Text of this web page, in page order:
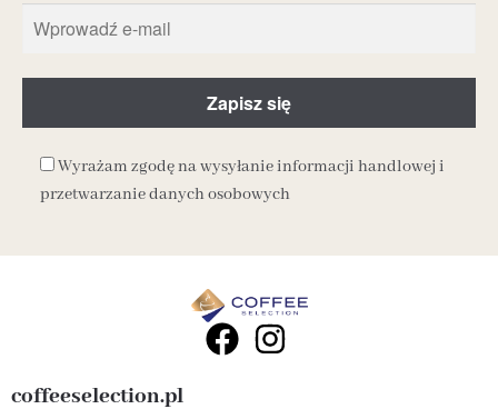
Wyrażam zgodę na wysyłanie informacji handlowej i
przetwarzanie danych osobowych
coffeeselection.pl